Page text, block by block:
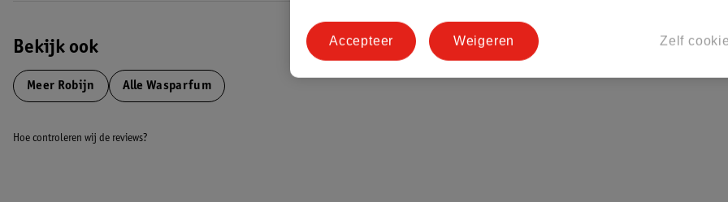
Bekijk ook
Meer Robijn Alle Wasparfum
Hoe controleren wij de reviews?
Zelf
Weigeren
Accepteer